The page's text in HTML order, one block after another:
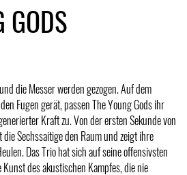
GODS
die Messer werden gezogen. Auf dem
Fugen gerät, passen The Young Gods ihr
Kraft zu. Von der ersten Sekunde von
Sechssaitige den Raum und zeigt ihre
Das Trio hat sich auf seine offensivsten
des akustischen Kampfes, die nie